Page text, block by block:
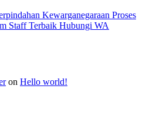
Kewarganegaraan Proses
Staff Terbaik Hubungi WA
on Hello world!